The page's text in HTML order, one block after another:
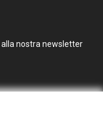
alla nostra newsletter